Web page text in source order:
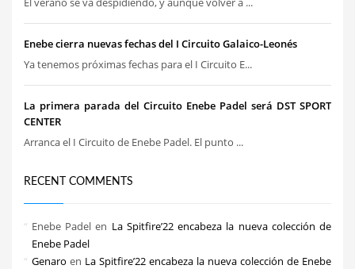
Enebe cierra nuevas fechas del I Circuito Galaico-Leonés
Ya tenemos próximas fechas para el I Circuito E...
La primera parada del Circuito Enebe Padel será DST SPORT
CENTER
Arranca el I Circuito de Enebe Padel. El punto ...
RECENT COMMENTS
Enebe Padel en La Spitfire’22 encabeza la nueva colección de
Enebe Padel
Genaro en La Spitfire’22 encabeza la nueva colección de Enebe